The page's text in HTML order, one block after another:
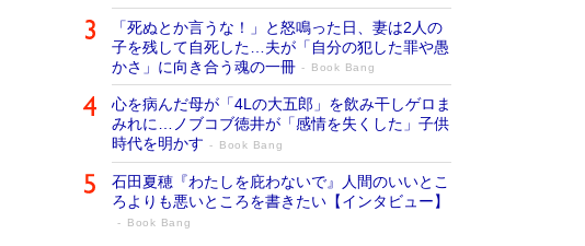
「死ぬとか言うな！」と怒鳴った日、妻は2人の
子を残して自死した…夫が「自分の犯した罪や愚
かさ」に向き合う魂の一冊
Book Bang
心を病んだ母が「4Lの大五郎」を飲み干しゲロま
みれに…ノブコブ徳井が「感情を失くした」子供
時代を明かす
Book Bang
石田夏穂『わたしを庇わないで』人間のいいとこ
ろよりも悪いところを書きたい【インタビュー】
Book Bang